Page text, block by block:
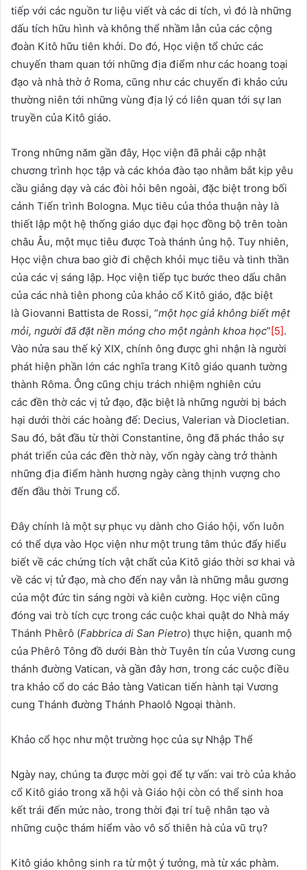
tiếp với các nguồn tư liệu viết và các di tích, vì đó là những
dấu tích hữu hình và không thể nhầm lẫn của các cộng
đoàn Kitô hữu tiên khởi. Do đó, Học viện tổ chức các
chuyến tham quan tới những địa điểm như các hoang toại
đạo và nhà thờ ở Roma, cũng như các chuyến đi khảo cứu
thường niên tới những vùng địa lý có liên quan tới sự lan
truyền của Kitô giáo.
Trong những năm gần đây, Học viện đã phải cập nhật
chương trình học tập và các khóa đào tạo nhằm bắt kịp yêu
cầu giảng dạy và các đòi hỏi bên ngoài, đặc biệt trong bối
cảnh Tiến trình Bologna. Mục tiêu của thỏa thuận này là
thiết lập một hệ thống giáo dục đại học đồng bộ trên toàn
châu Âu, một mục tiêu được Toà thánh ủng hộ. Tuy nhiên,
Học viện chưa bao giờ đi chệch khỏi mục tiêu và tinh thần
của các vị sáng lập. Học viện tiếp tục bước theo dấu chân
của các nhà tiên phong của khảo cổ Kitô giáo, đặc biệt
là Giovanni Battista de Rossi, “một học giả không biết mệt
mỏi, người đã đặt nền móng cho một ngành khoa học”[5].
Vào nửa sau thế kỷ XIX, chính ông được ghi nhận là người
phát hiện phần lớn các nghĩa trang Kitô giáo quanh tường
thành Rôma. Ông cũng chịu trách nhiệm nghiên cứu
các đền thờ các vị tử đạo, đặc biệt là những người bị bách
hại dưới thời các hoàng đế: Decius, Valerian và Diocletian.
Sau đó, bắt đầu từ thời Constantine, ông đã phác thảo sự
phát triển của các đền thờ này, vốn ngày càng trở thành
những địa điểm hành hương ngày càng thịnh vượng cho
đến đầu thời Trung cổ.
Đây chính là một sự phục vụ dành cho Giáo hội, vốn luôn
có thể dựa vào Học viện như một trung tâm thúc đẩy hiểu
biết về các chứng tích vật chất của Kitô giáo thời sơ khai và
về các vị tử đạo, mà cho đến nay vẫn là những mẫu gương
của một đức tin sáng ngời và kiên cường. Học viện cũng
đóng vai trò tích cực trong các cuộc khai quật do Nhà máy
Thánh Phêrô (Fabbrica di San Pietro) thực hiện, quanh mộ
của Phêrô Tông đồ dưới Bàn thờ Tuyên tín của Vương cung
thánh đường Vatican, và gần đây hơn, trong các cuộc điều
tra khảo cổ do các Bảo tàng Vatican tiến hành tại Vương
cung Thánh đường Thánh Phaolô Ngoại thành.
Khảo cổ học như một trường học của sự Nhập Thể
Ngày nay, chúng ta được mời gọi để tự vấn: vai trò của khảo
cổ Kitô giáo trong xã hội và Giáo hội còn có thể sinh hoa
kết trái đến mức nào, trong thời đại trí tuệ nhân tạo và
những cuộc thám hiểm vào vô số thiên hà của vũ trụ?
Kitô giáo không sinh ra từ một ý tưởng, mà từ xác phàm.